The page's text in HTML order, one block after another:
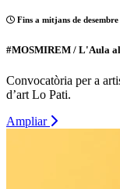
Fins a mitjans de
#MOSMIREM / L'Aula
Convocatòria per a
d’art Lo Pati.
Ampliar